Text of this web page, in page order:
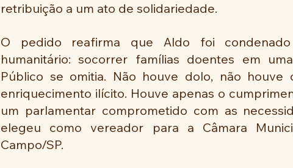
retribuição a um ato de solidariedade.
O pedido reafirma que Aldo foi
humanitário: socorrer famílias doentes em
Público se omitia. Não houve dolo, não houve
enriquecimento ilícito. Houve apenas o
um parlamentar comprometido com as
elegeu como vereador para a Câmara
Campo/SP.